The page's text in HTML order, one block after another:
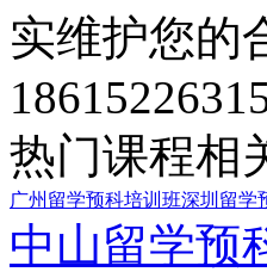
实维护您的
热门课程相
广州留学预科培训班深圳留学
中山留学预